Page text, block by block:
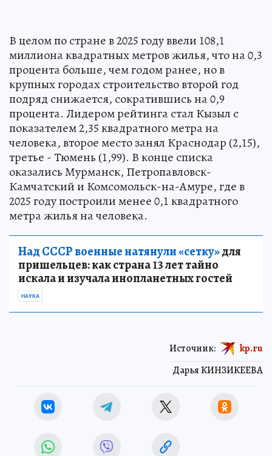
В целом по стране в 2025 году ввели 108,1
миллиона квадратных метров жилья, что на 0,3
процента больше, чем годом ранее, но в
крупных городах строительство второй год
подряд снижается, сократившись на 0,9
процента. Лидером рейтинга стал Кызыл с
показателем 2,35 квадратного метра на
человека, второе место занял Краснодар (2,15),
третье - Тюмень (1,99). В конце списка
оказались Мурманск, Петропавловск-
Камчатский и Комсомольск-на-Амуре, где в
2025 году построили менее 0,1 квадратного
метра жилья на человека.
Над СССР военные натянули «сетку»для
пришельцев: как страна 13 лет тайно
искала и изучала инопланетных гостей
НАУКА
Дарья КИНЗИКЕЕВА
Источник: kp.ru